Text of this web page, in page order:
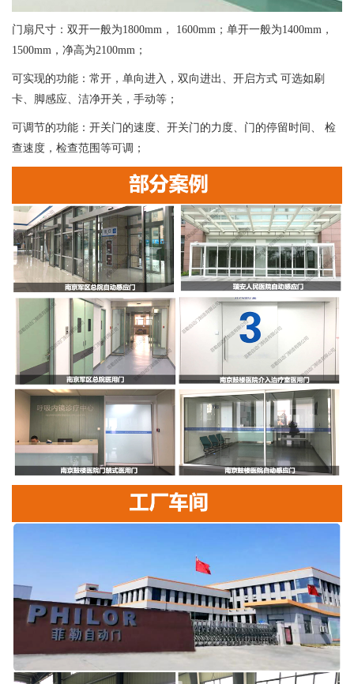
门扇尺寸：双开一般为1800mm， 1600mm；单开一般为1400mm，
1500mm，净高为2100mm；
可实现的功能：常开，单向进入，双向进出、开启方式 可选如刷
卡、脚感应、洁净开关，手动等；
可调节的功能：开关门的速度、开关门的力度、门的停留时间、 检
查速度，检查范围等可调；